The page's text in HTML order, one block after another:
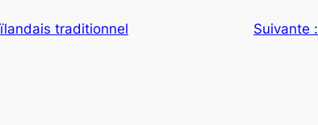
traditionnel Suivante :